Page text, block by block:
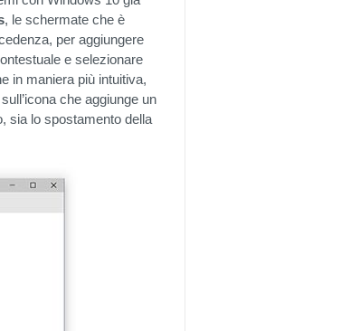
, le schermate che è
per aggiungere
e selezionare
in maniera più intuitiva,
che aggiunge un
sia lo spostamento della